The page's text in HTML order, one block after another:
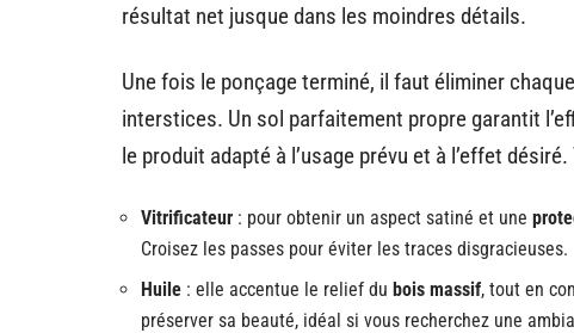
résultat net jusque dans les moindres détails.
Une fois le ponçage terminé, il faut éliminer
interstices. Un sol parfaitement propre garantit
le produit adapté à l’usage prévu et à l’effet
Vitrificateur : pour obtenir un aspect satiné et une
Croisez les passes pour éviter les traces disgracieuses.
Huile : elle accentue le relief du bois massif, tout en
préserver sa beauté, idéal si vous recherchez une